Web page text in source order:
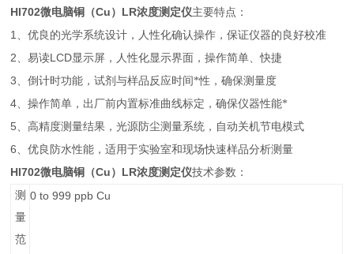
HI702微电脑铜（Cu ） LR浓度测定仪主要特点：
1 、优良的光学系统设计，人性化确认操作，保证仪器的良好校准
2 、易读LCD显示屏，人性化显示界面，操作简单、快捷
3 、倒计时功能，试剂与样品反应时间*性，确保测量度
4 、操作简单，出厂前内置标准曲线标定，确保仪器性能*
5 、高精度测量结果，光源防尘测量系统，自动关机节电模式
6 、优良防水性能，适用于实验室和现场快速样品分析测量
HI702微电脑铜（Cu ） LR浓度测定仪技术参数：
测
量
范
0 to 999 ppb Cu